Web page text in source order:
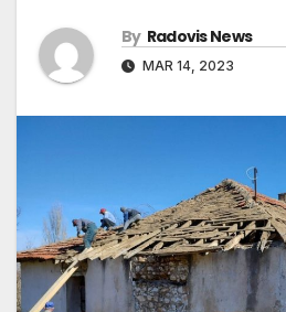
By Radovis News
MAR 14, 2023